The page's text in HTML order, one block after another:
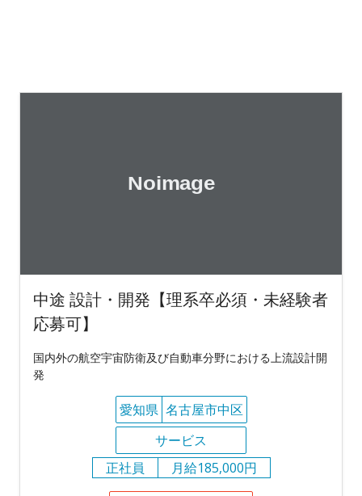
中途 設計・開発【理系卒必須・未経験者
応募可】
国内外の航空宇宙防衛及び自動車分野における上流設計開
発
愛知県 名古屋市中区
サービス
正社員
月給185,000円